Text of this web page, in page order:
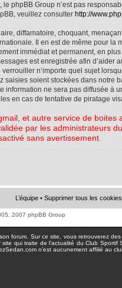
phpBB Group n’est pas
veuillez consulter http://
diffamatoire, choquant,
Il en est de même pour la
immédiat et permanent, en plus
est enregistrée afin d’aider
n’importe quel sujet
saisies soient stockées dans notre
information ne sera pas diffusée à
en cas de tentative de piratage
et autre service de boites
par les administrateurs
sans avertissement.
L’équipe • Supprimer tous les
2007 phpBB Group
forum. Sur ce site, vous retrouverez
qui traite de l'actualité du Club
n'est aucunement affilié au